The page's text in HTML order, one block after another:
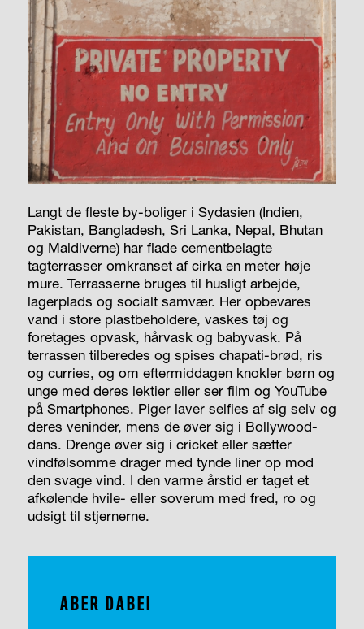
Langt de fleste by-boliger i Sydasien (Indien,
Pakistan, Bangladesh, Sri Lanka, Nepal, Bhutan
og Maldiverne) har flade cementbelagte
tagterrasser omkranset af cirka en meter høje
mure. Terrasserne bruges til husligt arbejde,
lagerplads og socialt samvær. Her opbevares
vand i store plastbeholdere, vaskes tøj og
foretages opvask, hårvask og babyvask. På
terrassen tilberedes og spises chapati-brød, ris
og curries, og om eftermiddagen knokler børn og
unge med deres lektier eller ser film og YouTube
på Smartphones. Piger laver selfies af sig selv og
deres veninder, mens de øver sig i Bollywood-
dans. Drenge øver sig i cricket eller sætter
vindfølsomme drager med tynde liner op mod
den svage vind. I den varme årstid er taget et
afkølende hvile- eller soverum med fred, ro og
udsigt til stjernerne.
ABER DABEI